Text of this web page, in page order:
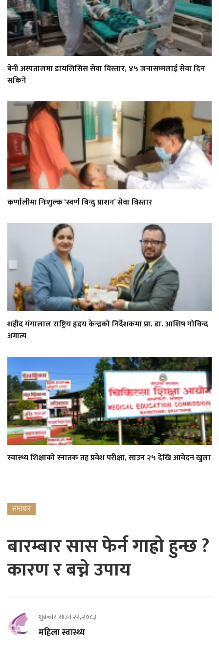
बेनी अस्पतालमा डायलिसिस सेवा विस्तार, ४५ जनासम्मलाई सेवा दिन
सकिने
कर्णालीमा निःशुल्क ‘स्वर्ण विन्दु प्राशन’ सेवा विस्तार
शहीद गंगालाल राष्ट्रिय हृदय केन्द्रको निर्देशकमा प्रा. डा. आशिष गोविन्द
अमात्य
स्वास्थ्य शिक्षाको स्नातक तह प्रवेश परीक्षा, साउन २५ देखि आवेदन खुला
समाचार
बारम्बार सास फेर्न गाह्रो हुन्छ ?
कारण र बच्ने उपाय
शुक्रबार, साउन २२, २०८३
महिला स्वास्थ्य